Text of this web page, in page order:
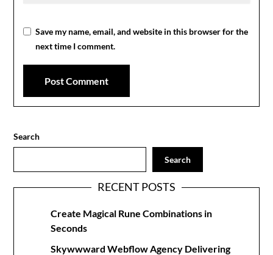
Save my name, email, and website in this browser for the
next time I comment.
Search
Search
RECENT POSTS
Create Magical Rune Combinations in
Seconds
Skywwward Webflow Agency Delivering